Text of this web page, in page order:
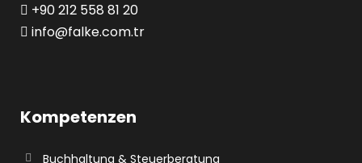
+90 212 558 81 20
info@falke.com.tr
Kompetenzen
Buchhaltung & Steuerberatung